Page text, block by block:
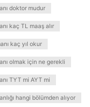
doktor mudur
kaç TL maaş alır
kaç yıl okur
olmak için ne gerekli
TYT mi AYT mi
hangi bölümden alıyor